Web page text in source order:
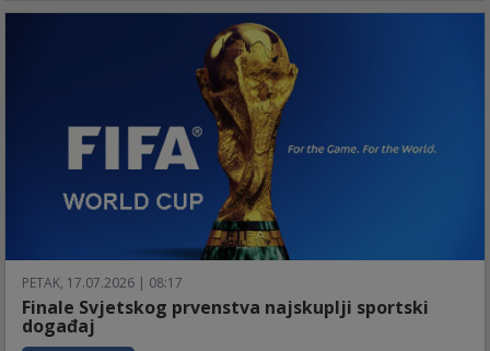
PETAK, 17.07.2026 | 08:17
Finale Svjetskog prvenstva najskuplji sportski
događaj